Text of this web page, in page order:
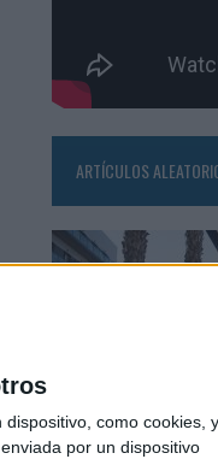
como cookies, y
por un dispositivo
ARTÍCULOS